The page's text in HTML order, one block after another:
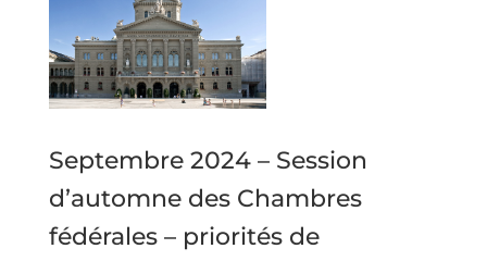
Septembre 2024 – Session
d’automne des Chambres
fédérales – priorités de